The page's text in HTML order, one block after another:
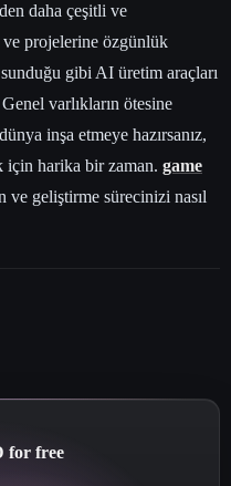
daha çeşitli ve
ve projelerine özgünlük
gibi AI üretim araçları
varlıkların ötesine
inşa etmeye hazırsanız,
için harika bir zaman. game
ve geliştirme sürecinizi nasıl
for free